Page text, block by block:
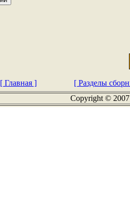
[ Главная ]
[ Разделы
Copyright ©